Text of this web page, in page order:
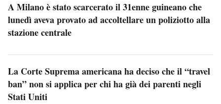
A Milano è stato scarcerato il 31enne guineano che
lunedì aveva provato ad accoltellare un poliziotto alla
stazione centrale
La Corte Suprema americana ha deciso che il “travel
ban” non si applica per chi ha già dei parenti negli
Stati Uniti